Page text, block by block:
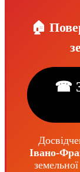
🏠
☎
Івано-